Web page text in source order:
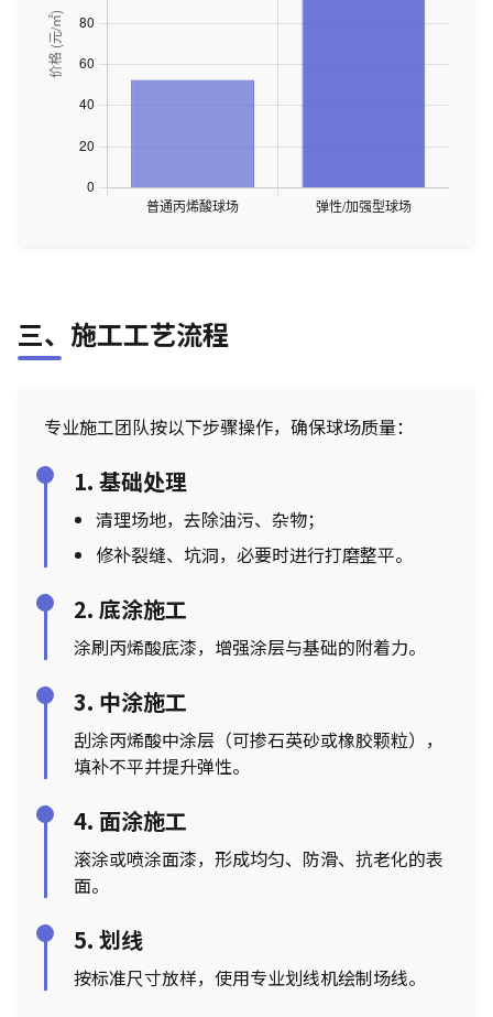
三、施工工艺流程
专业施工团队按以下步骤操作，确保球场质量：
1. 基础处理
清理场地，去除油污、杂物；
修补裂缝、坑洞，必要时进行打磨整平。
2. 底涂施工
涂刷丙烯酸底漆，增强涂层与基础的附着力。
3. 中涂施工
刮涂丙烯酸中涂层（可掺石英砂或橡胶颗粒），
填补不平并提升弹性。
4. 面涂施工
滚涂或喷涂面漆，形成均匀、防滑、抗老化的表
面。
5. 划线
按标准尺寸放样，使用专业划线机绘制场线。